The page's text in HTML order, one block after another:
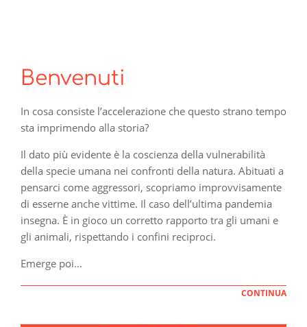
Benvenuti
In cosa consiste l’accelerazione che questo strano tempo
sta imprimendo alla storia?
Il dato più evidente è la coscienza della vulnerabilità
della specie umana nei confronti della natura. Abituati a
pensarci come aggressori, scopriamo improvvisamente
di esserne anche vittime. Il caso dell’ultima pandemia
insegna. È in gioco un corretto rapporto tra gli umani e
gli animali, rispettando i confini reciproci.
Emerge poi…
CONTINUA